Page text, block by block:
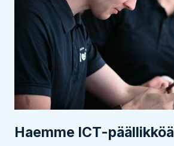
Haemme ICT-päällikköä